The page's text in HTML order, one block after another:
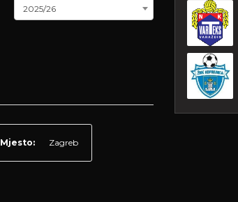
2025/26
Mjesto: Zagreb